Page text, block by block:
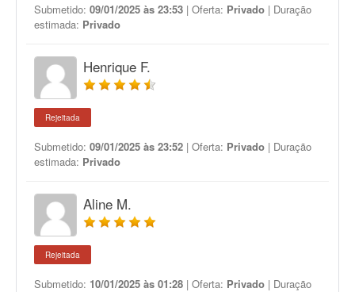
Submetido: 09/01/2025 às 23:53 | Oferta: Privado | Duração
estimada: Privado
Henrique F.
Rejeitada
Submetido: 09/01/2025 às 23:52 | Oferta: Privado | Duração
estimada: Privado
Aline M.
Rejeitada
Submetido: 10/01/2025 às 01:28 | Oferta: Privado | Duração